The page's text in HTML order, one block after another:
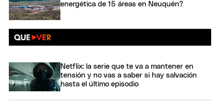
energética de 15 áreas en Neuquén?
Netflix: la serie que te va a mantener en
tensión y no vas a saber si hay salvación
hasta el último episodio